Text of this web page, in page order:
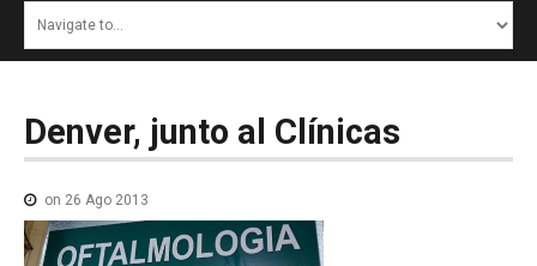
NOTICIAS
NOTICIAS MEDICAMENTOS
Denver, junto al Clínicas
on 26 Ago 2013